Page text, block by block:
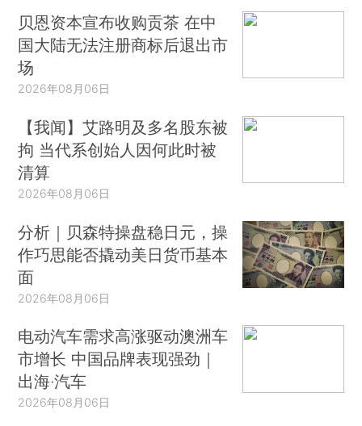
贝恩资本宣布收购贡茶 在中
国大陆无法注册商标后退出市
场
2026年08月06日
【我闻】艾路明及多名股东被
拘 当代系创始人因何此时被
清算
2026年08月06日
分析｜贝森特操盘稳日元，操
作巧思能否撬动美日货币基本
面
2026年08月06日
电动汽车需求高涨驱动澳洲车
市增长 中国品牌表现强劲｜
出海·汽车
2026年08月06日